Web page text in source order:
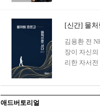
은퇴 설계를
록 옵투스
신간 『은
다.단테는
록 고문은
김용환 전
장이 자신
리한 자서
통 관료 출
주요 변곡
을 하고 금
애드버토리얼